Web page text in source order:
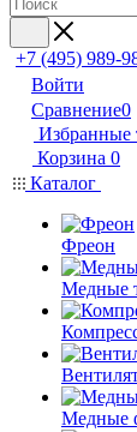
+7 (495) 989-
Войти
Сравнение0
Избранные
Корзина 0
Каталог
Фреон
Медные
Медные